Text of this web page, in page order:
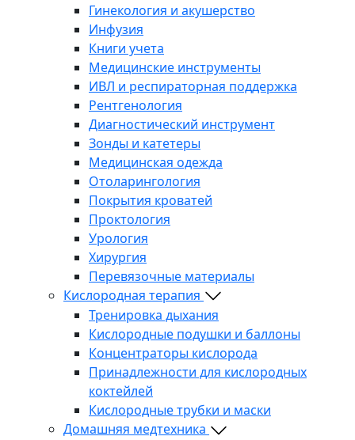
Гинекология и акушерство
Инфузия
Книги учета
Медицинские инструменты
ИВЛ и респираторная поддержка
Рентгенология
Диагностический инструмент
Зонды и катетеры
Медицинская одежда
Отоларингология
Покрытия кроватей
Проктология
Урология
Хирургия
Перевязочные материалы
Кислородная терапия
Тренировка дыхания
Кислородные подушки и баллоны
Концентраторы кислорода
Принадлежности для кислородных
коктейлей
Кислородные трубки и маски
Домашняя медтехника